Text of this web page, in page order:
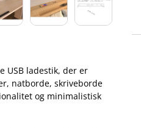
USB ladestik, der er
natborde, skriveborde
og minimalistisk